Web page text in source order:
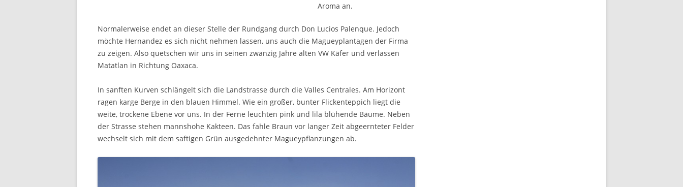
Aroma an.
Normalerweise endet an dieser Stelle der Rundgang durch Don Lucios Palenque. Jedoch
möchte Hernandez es sich nicht nehmen lassen, uns auch die Magueyplantagen der Firma
zu zeigen. Also quetschen wir uns in seinen zwanzig Jahre alten VW Käfer und verlassen
Matatlan in Richtung Oaxaca.
In sanften Kurven schlängelt sich die Landstrasse durch die Valles Centrales. Am Horizont
ragen karge Berge in den blauen Himmel. Wie ein großer, bunter Flickenteppich liegt die
weite, trockene Ebene vor uns. In der Ferne leuchten pink und lila blühende Bäume. Neben
der Strasse stehen mannshohe Kakteen. Das fahle Braun vor langer Zeit abgeernteter Felder
wechselt sich mit dem saftigen Grün ausgedehnter Magueypflanzungen ab.